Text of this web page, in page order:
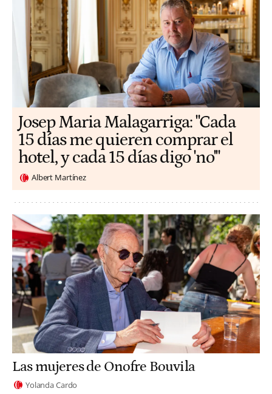
​​Josep Maria Malagarriga: "Cada
15 días me quieren comprar el
hotel, y cada 15 días digo 'no'"
Albert Martínez
Las mujeres de Onofre Bouvila
Yolanda Cardo